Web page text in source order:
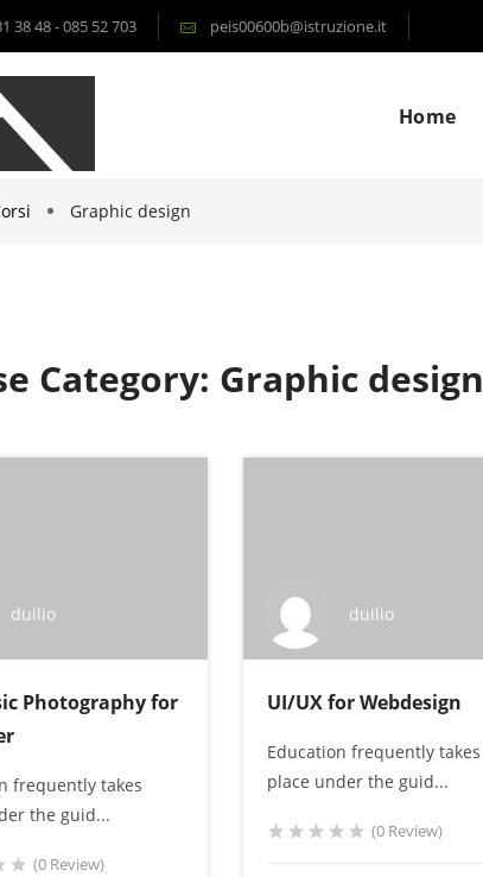
38 48 - 085 52 703 peis00600b@istruzione.it
Home
Graphic design
Category: Graphic design
duilio
Photography for
frequently takes
the guid...
(0 Review)
duilio
UI/UX for Webdesign
Education frequently takes
place under the guid...
(0 Review)